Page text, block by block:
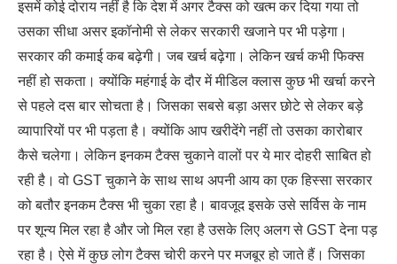
इसमें कोई दोराय नहीं है कि देश में अगर टैक्स को खत्म कर दिया गया तो
उसका सीधा असर इकॉनोमी से लेकर सरकारी खजाने पर भी पड़ेगा।
सरकार की कमाई कब बढ़ेगी। जब खर्च बढ़ेगा। लेकिन खर्च कभी फिक्स
नहीं हो सकता। क्योंकि महंगाई के दौर में मीडिल क्लास कुछ भी खर्चा करने
से पहले दस बार सोचता है। जिसका सबसे बड़ा असर छोटे से लेकर बड़े
व्यापारियों पर भी पड़ता है। क्योंकि आप खरीदेंगे नहीं तो उसका कारोबार
कैसे चलेगा। लेकिन इनकम टैक्स चुकाने वालों पर ये मार दोहरी साबित हो
रही है। वो GST चुकाने के साथ साथ अपनी आय का एक हिस्सा सरकार
को बतौर इनकम टैक्स भी चुका रहा है। बावजूद इसके उसे सर्विस के नाम
पर शून्य मिल रहा है और जो मिल रहा है उसके लिए अलग से GST देना पड़
रहा है। ऐसे में कुछ लोग टैक्स चोरी करने पर मजबूर हो जाते हैं। जिसका